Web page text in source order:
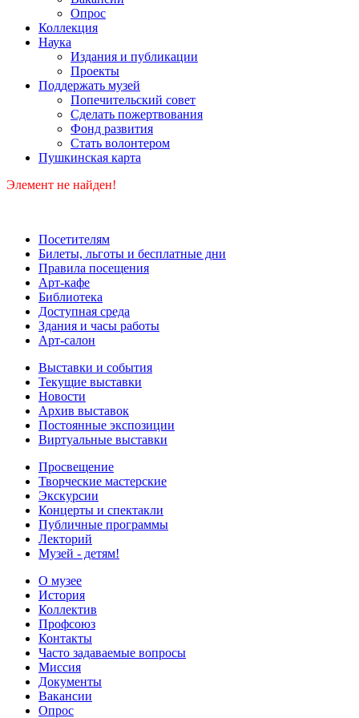
Опрос
Коллекция
Наука
Издания и публикации
Проекты
Поддержать музей
Попечительский совет
Сделать пожертвования
Фонд развития
Стать волонтером
Пушкинская карта
Элемент не найден!
Посетителям
Билеты, льготы и бесплатные дни
Правила посещения
Арт-кафе
Библиотека
Доступная среда
Здания и часы работы
Арт-салон
Выставки и события
Текущие выставки
Новости
Архив выставок
Постоянные экспозиции
Виртуальные выставки
Просвещение
Творческие мастерские
Экскурсии
Концерты и спектакли
Публичные программы
Лекторий
Музей - детям!
О музее
История
Коллектив
Профсоюз
Контакты
Часто задаваемые вопросы
Миссия
Документы
Вакансии
Опрос